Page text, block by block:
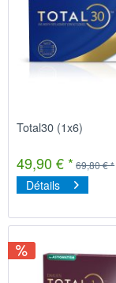
Total30 (1x6)
49,90 € * 69,80 € *
Détails